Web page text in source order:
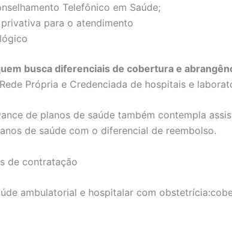
Telefônico em Saúde;
privativa para o atendimento
busca diferenciais de cobertura e
Própria e Credenciada de hospitais e
de planos de saúde também contempla
de saúde com o diferencial de reembolso.
de contratação
ambulatorial e hospitalar com